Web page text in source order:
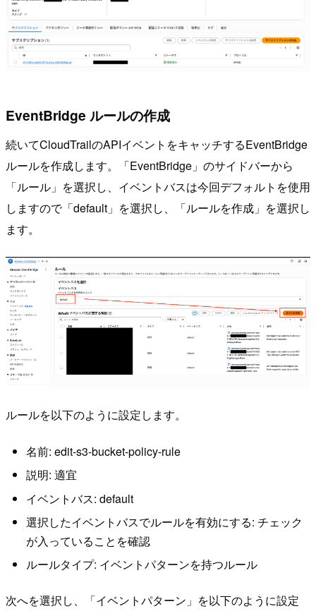
EventBridge ルールの作成
続いてCloudTrailのAPIイベントをキャッチするEventBridge
ルールを作成します。「EventBridge」のサイドバーから
「ルール」を選択し、イベントバスは今回デフォルトを使用
しますので「default」を選択し、「ルールを作成」を選択し
ます。
ルールを以下のように設定します。
名前: edit-s3-bucket-policy-rule
説明: 適宜
イベントバス: default
選択したイベントバスでルールを有効にする: チェック
が入っていることを確認
ルールタイプ: イベントパターンを持つルール
次へを選択し、「イベントパターン」を以下のように設定